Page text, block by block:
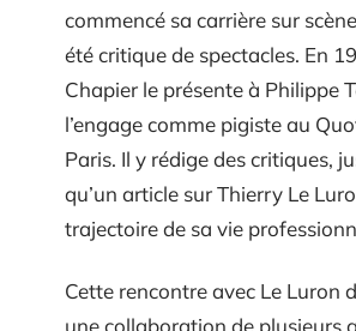
commencé sa carrière sur
été critique de spectacles. En
Chapier le présente à Philippe
l’engage comme pigiste au
Paris. Il y rédige des critiques,
qu’un article sur Thierry Le
trajectoire de sa vie
Cette rencontre avec Le Luron
une collaboration de plusieurs